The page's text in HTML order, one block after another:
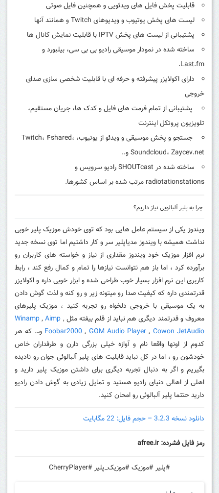
قابلیت پخش فایل های ویدئویی و همچنین فایل صوتی
لیست های پخش یوتیوب و ویدیوهای Twitch و همانند آنها
پشتیبانی از لیست های پخش IPTV با قابلیت نمایش کانال ها
ساخته شده در نمودار موسیقی رادیو بی بی سی، بیلبورد و
Last.fm.
دارای اکولایزر پیشرفته و حرفه ای با قابلیت شخصی سازی صدای
خروجی
پشتیبانی از تمام فرمت های فایل و کدک ها، جریان مستقیم،
تلویزیون پروتکل اینترنت
جستجو و پخش موسیقی و ویدئو از یوتیوب، Twitch، ۴shared،
Soundcloud، Zaycev.net و..
ساخته شده در SHOUTcast رادیو سرویس و
radiotationstations مرتب شده بر اساس کشورها.
چرا به پلیر آلبالویی نیاز داریم؟
ویندوز یکی از سیستم عامل هایی بود که توی خودش موزیک پلیر خوبی
نداشت همیشه با ویندوز مدیاپلیر سر و کار داشتیم اما توی نسخه جدید
نرم افزار موزیک خود ویندوز مقداری از نیاز و خواسته های کاربران رو
برآورده کرد ، اما باز هم نتوانست نیازها را تمام و کمال رفع کند ، رابط
کاربری این نرم افزار بسیار خوب طراحی شده و ابزار خوبی داره و اکولایزر
قدرتمندی داره که کیفیت صدا رو میتونه زیر و رو کنه و لذت گوش دادن
به یک موسیقی با خروجی دلخواه رو تجربه کنید ، موزیک پلیرهای
معروف و قدرتمند دیگری هم نباید از قلم بیفته مثل
Winamp,Aimp ,
Foobar2000 , GOM Audio Player , Cowon JetAudio
و… که هر
کدوم از اونها واقعا نام و آوازه خیلی بزرگی دارن و طرفداران خاص
خودشون رو ، اما در کل نباید قابلیت های پلیر آلبالوئی جوان رو نادیده
بگیریم و اگر به دنبال تجربه دیگری برای داشتن موزیک پلیر دارید و
اهلی از اهالی دنیای رادیو هستید و تمایل زیادی به گوش دادن رادیو
دارید حتتما پلیر آلبالوئی رو امحان کنید.
دانلود نسخه 3.2.3 – حجم فایل: 22 مگابایت
رمز فایل فشرده: afree.ir
#پلیر #موزیک #موزیک_پلیر #CherryPlayer